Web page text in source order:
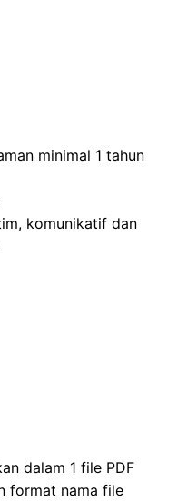
minimal 1 tahun
komunikatif dan
dalam 1 file PDF
format nama file